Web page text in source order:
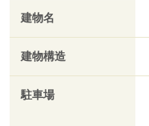
建物名
建物構造
駐車場